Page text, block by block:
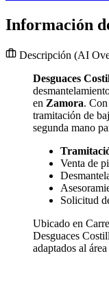
Información
Descripción (AI
Desguaces
en Zamora.
tramitación de
segunda mano
Venta de
Solicitud
Ubicado en
Desguaces
adaptados al